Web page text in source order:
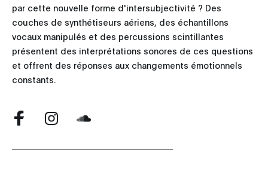
par cette nouvelle forme d'intersubjectivité ? Des
couches de synthétiseurs aériens, des échantillons
vocaux manipulés et des percussions scintillantes
présentent des interprétations sonores de ces questions
et offrent des réponses aux changements émotionnels
constants.